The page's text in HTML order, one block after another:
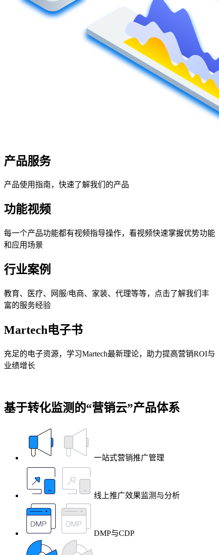
产品服务
产品使用指南，快速了解我们的产品
功能视频
每一个产品功能都有视频指导操作，看视频快速掌握优势功能
和应用场景
行业案例
教育、医疗、网服/电商、家装、代理等等，点击了解我们丰
富的服务经验
Martech电子书
充足的电子资源，学习Martech最新理论，助力提高营销ROI与
业绩增长
基于转化监测的“营销云”产品体系
一站式营销推广管理
线上推广效果监测与分析
DMP与CDP